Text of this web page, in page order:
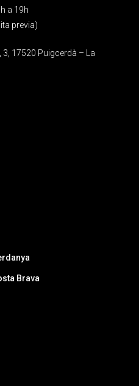
a 19h
previa)
17520 Puigcerdà – La
Brava